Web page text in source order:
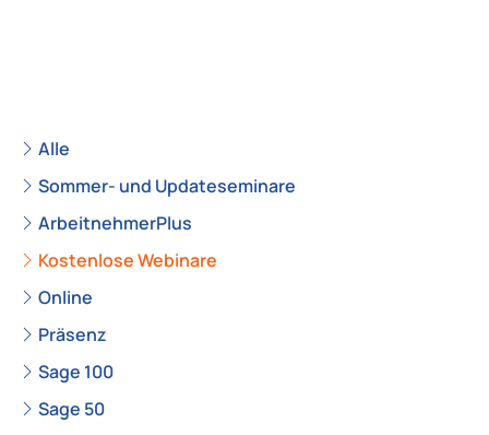
Alle
Sommer- und Updateseminare
ArbeitnehmerPlus
Kostenlose Webinare
Online
Präsenz
Sage 100
Sage 50